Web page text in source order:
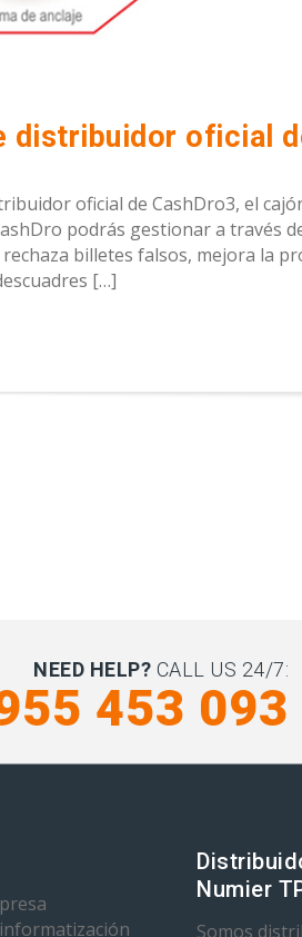
oficial de CashDro3, el
podrás gestionar a través
billetes falsos, mejora la
[…]
NEED HELP? CALL US 24/7:
453 093
Numier
Somos